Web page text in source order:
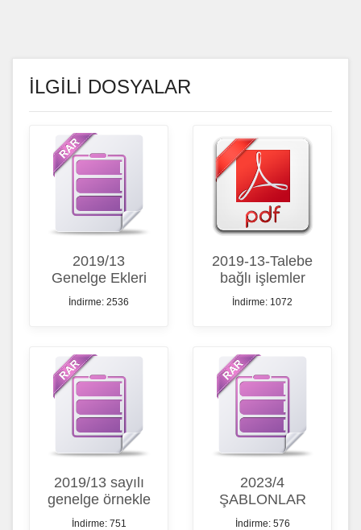
İLGİLİ DOSYALAR
2019/13
Genelge Ekleri
İndirme: 2536
2019-13-Talebe
bağlı işlemler
İndirme: 1072
2019/13 sayılı
genelge örnekle
İndirme: 751
2023/4
ŞABLONLAR
İndirme: 576